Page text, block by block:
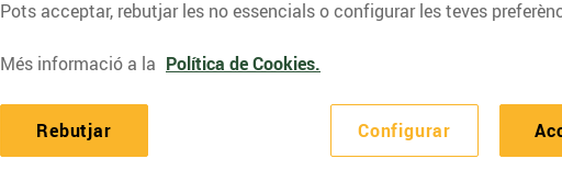
Pots acceptar, rebutjar les no essencials o configurar les teves
Més informació a la Política de Cookies.
Configurar
Rebutjar